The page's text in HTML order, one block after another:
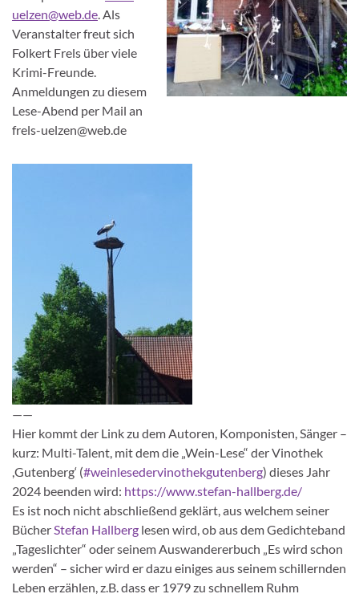
uelzen@web.de. Als
Veranstalter freut sich
Folkert Frels über viele
Krimi-Freunde.
Anmeldungen zu diesem
Lese-Abend per Mail an
frels-uelzen@web.de
——
Hier kommt der Link zu dem Autoren, Komponisten, Sänger –
kurz: Multi-Talent, mit dem die „Wein-Lese“ der Vinothek
,Gutenberg‘ (#weinlesedervinothekgutenberg) dieses Jahr
2024 beenden wird: https://www.stefan-hallberg.de/
Es ist noch nicht abschließend geklärt, aus welchem seiner
BücherStefan Hallberg lesen wird, ob aus dem Gedichteband
„Tageslichter“ oder seinem Auswandererbuch „Es wird schon
werden“ – sicher wird er dazu einiges aus seinem schillernden
Leben erzählen, z.B. dass er 1979 zu schnellem Ruhm